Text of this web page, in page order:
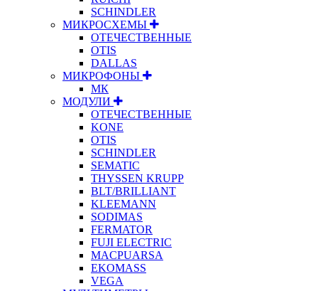
SCHINDLER
МИКРОСХЕМЫ
ОТЕЧЕСТВЕННЫЕ
OTIS
DALLAS
МИКРОФОНЫ
МК
МОДУЛИ
ОТЕЧЕСТВЕННЫЕ
KONE
OTIS
SCHINDLER
SEMATIC
THYSSEN KRUPP
BLT/BRILLIANT
KLEEMANN
SODIMAS
FERMATOR
FUJI ELECTRIC
MACPUARSA
EKOMASS
VEGA